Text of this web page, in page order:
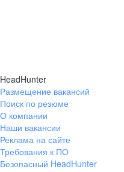
HeadHunter
Размещение вакансий
Поиск по резюме
О компании
Наши вакансии
Реклама на сайте
Требования к ПО
Безопасный HeadHunter